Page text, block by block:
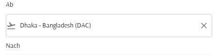
Ab
flight_takeoff close
Nach